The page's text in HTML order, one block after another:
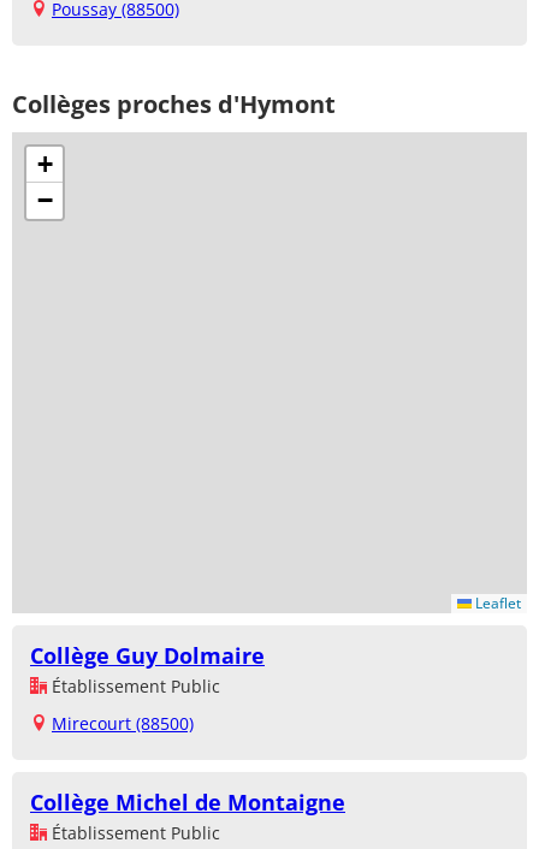
Poussay (88500)
Collèges proches d'Hymont
+
−
Leaflet
Collège Guy Dolmaire
Établissement Public
Mirecourt (88500)
Collège Michel de Montaigne
Établissement Public